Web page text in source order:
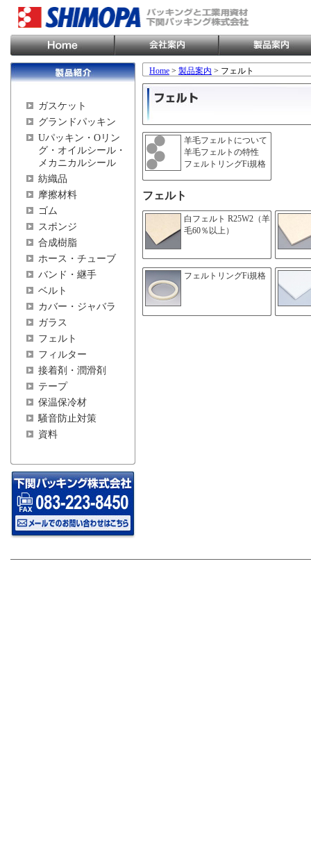
ガスケット
グランドパッキン
Uパッキン・Oリン
グ・オイルシール・
メカニカルシール
紡織品
摩擦材料
ゴム
スポンジ
合成樹脂
ホース・チューブ
バンド・継手
ベルト
カバー・ジャバラ
ガラス
フェルト
フィルター
接着剤・潤滑剤
テープ
保温保冷材
騒音防止対策
資料
Home > 製品案内 > フェルト
羊毛フェルトについて
羊毛フェルトの特性
フェルトリングFi規格
フェルト
白フェルト R25W2（羊
毛60％以上）
フェルトリングFi規格